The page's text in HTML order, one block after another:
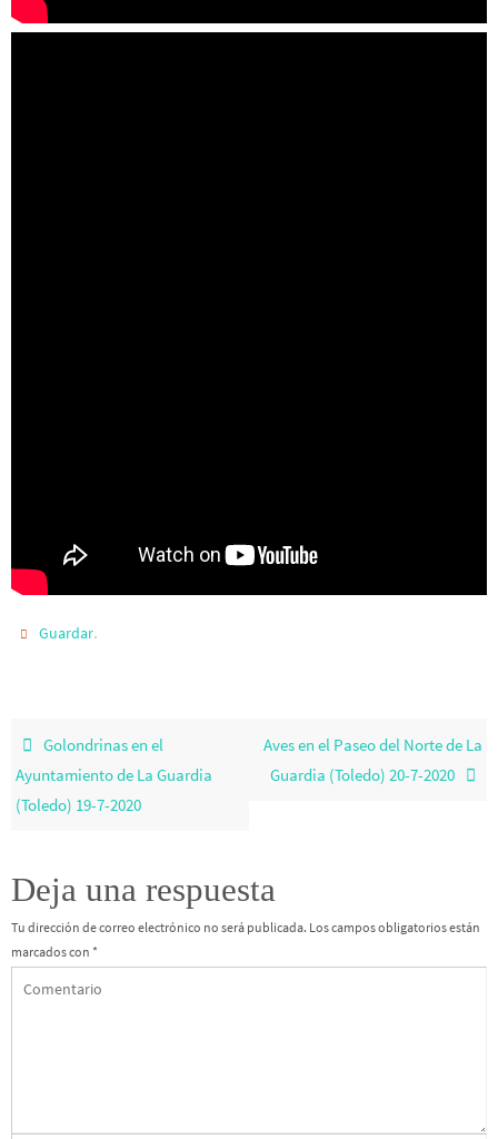
Guardar.
Golondrinas en el
Ayuntamiento de La Guardia
(Toledo) 19-7-2020
Aves en el Paseo del Norte de La
Guardia (Toledo) 20-7-2020
Deja una respuesta
Tu dirección de correo electrónico no será publicada. Los campos obligatorios están
marcados con *